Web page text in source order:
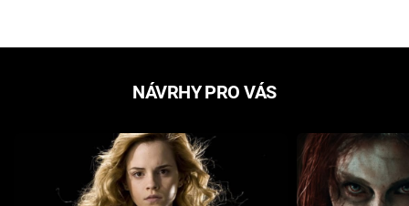
NÁVRHY PRO VÁS